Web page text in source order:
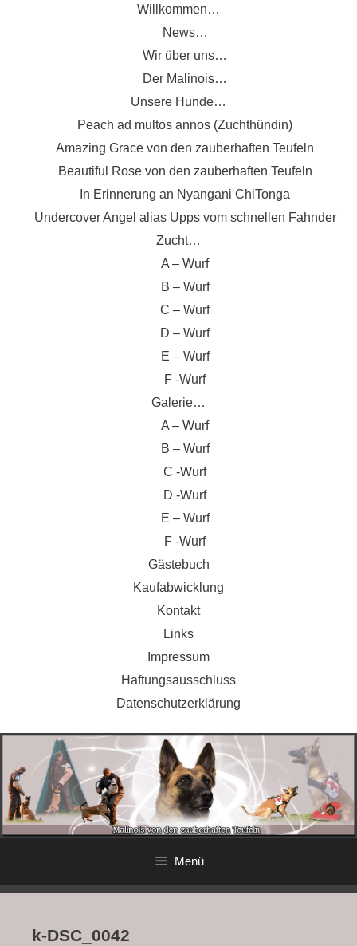
Willkommen…
News…
Wir über uns…
Der Malinois…
Unsere Hunde…
Peach ad multos annos (Zuchthündin)
Amazing Grace von den zauberhaften Teufeln
Beautiful Rose von den zauberhaften Teufeln
In Erinnerung an Nyangani ChiTonga
Undercover Angel alias Upps vom schnellen Fahnder
Zucht…
A – Wurf
B – Wurf
C – Wurf
D – Wurf
E – Wurf
F -Wurf
Galerie…
A – Wurf
B – Wurf
C -Wurf
D -Wurf
E – Wurf
F -Wurf
Gästebuch
Kaufabwicklung
Kontakt
Links
Impressum
Haftungsausschluss
Datenschutzerklärung
Menü
k-DSC_0042